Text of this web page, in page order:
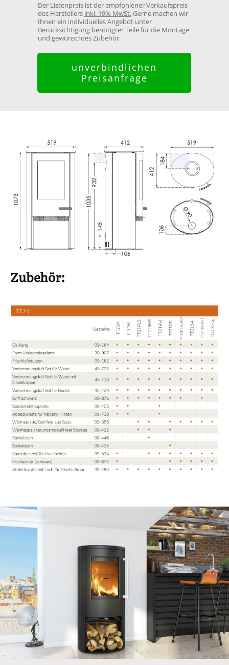
Der Listenpreis ist der empfohlener Verkaufspreis
des Herstellers inkl. 19% MwSt. Gerne machen wir
Ihnen ein individuelles Angebot unter
Berücksichtigung benötigter Teile für die Montage
und gewünschtes Zubehör:
unverbindlichen
Preisanfrage
Zubehör: